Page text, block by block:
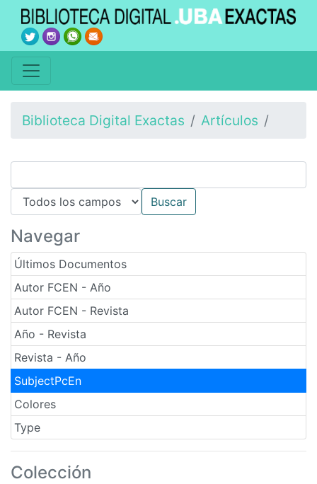
Biblioteca Digital Exactas Artículos
Navegar
Últimos Documentos
Autor FCEN - Año
Autor FCEN - Revista
Año - Revista
Revista - Año
SubjectPcEn
Colores
Type
Colección